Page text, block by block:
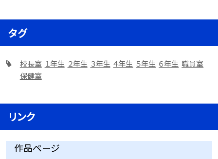
タグ
校長室 １年生 ２年生 ３年生 ４年生 ５年生 ６年生 職員室
保健室
リンク
作品ページ